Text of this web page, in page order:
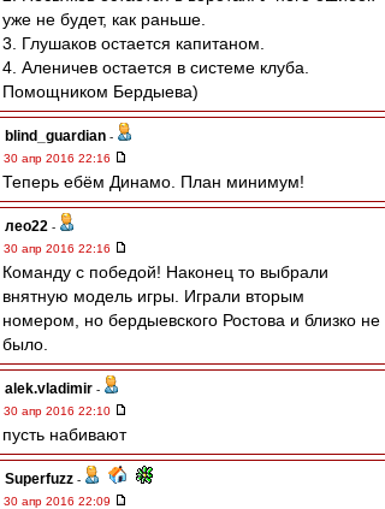
уже не будет, как раньше.
3. Глушаков остается капитаном.
4. Аленичев остается в системе клуба.
Помощником Бердыева)
blind_guardian -
30 апр 2016 22:16
Теперь ебём Динамо. План минимум!
лео22 -
30 апр 2016 22:16
Команду с победой! Наконец то выбрали
внятную модель игры. Играли вторым
номером, но бердыевского Ростова и близко не
было.
alek.vladimir -
30 апр 2016 22:10
пусть набивают
Superfuzz -
30 апр 2016 22:09